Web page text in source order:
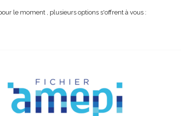
le moment , plusieurs options s'offrent à vous :